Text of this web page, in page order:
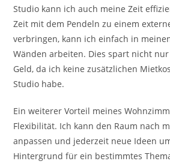
Studio kann ich auch meine Zeit
Zeit mit dem Pendeln zu einem
verbringen, kann ich einfach in
Wänden arbeiten. Dies spart nicht
Geld, da ich keine zusätzlichen
Studio habe.
Ein weiterer Vorteil meines
Flexibilität. Ich kann den Raum nach
anpassen und jederzeit neue Ideen
Hintergrund für ein bestimmtes